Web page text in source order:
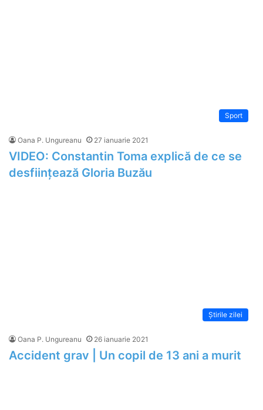
Sport
Oana P. Ungureanu 27 ianuarie 2021
VIDEO: Constantin Toma explică de ce se
desființează Gloria Buzău
Știrile zilei
Oana P. Ungureanu 26 ianuarie 2021
Accident grav | Un copil de 13 ani a murit